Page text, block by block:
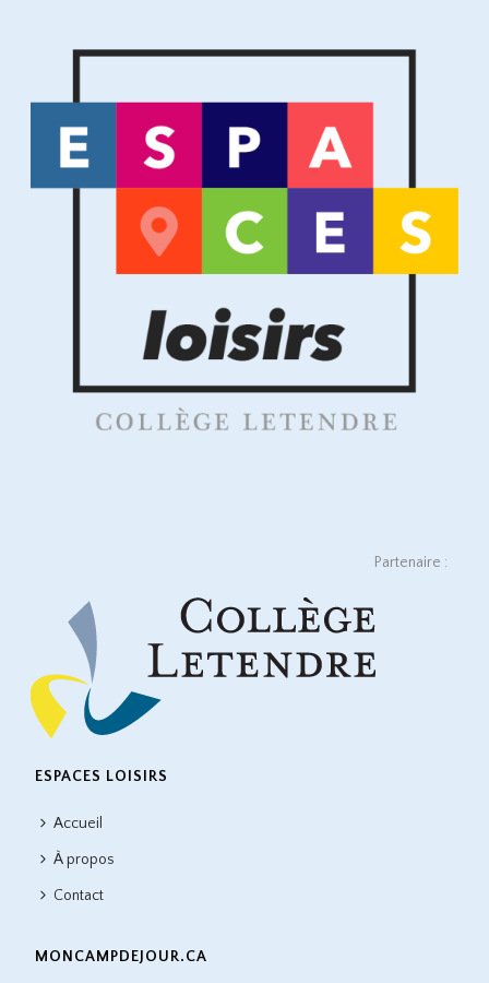
Partenaire :
ESPACES LOISIRS
Accueil
À propos
Contact
MONCAMPDEJOUR.CA